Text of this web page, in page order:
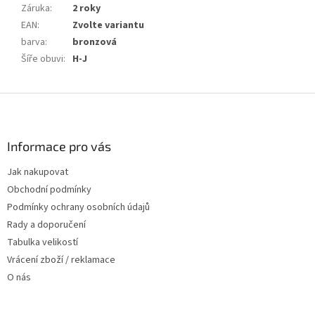
Záruka:
2 roky
EAN:
Zvolte variantu
barva:
bronzová
Šíře obuvi: H-J
Informace pro vás
Jak nakupovat
Obchodní podmínky
Podmínky ochrany osobních údajů
Rady a doporučení
Tabulka velikostí
Vrácení zboží / reklamace
O nás